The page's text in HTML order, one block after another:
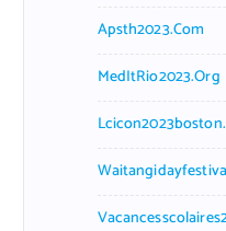
Apsth2023.com
MedItRio2023.org